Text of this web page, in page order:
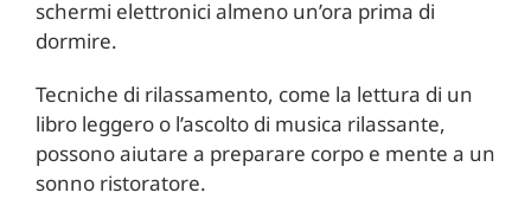
schermi elettronici almeno un’ora prima di
dormire.
Tecniche di rilassamento, come la lettura di un
libro leggero o l’ascolto di musica rilassante,
possono aiutare a preparare corpo e mente a un
sonno ristoratore.